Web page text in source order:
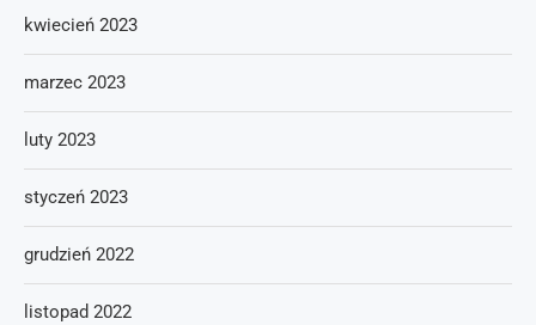
kwiecień 2023
marzec 2023
luty 2023
styczeń 2023
grudzień 2022
listopad 2022